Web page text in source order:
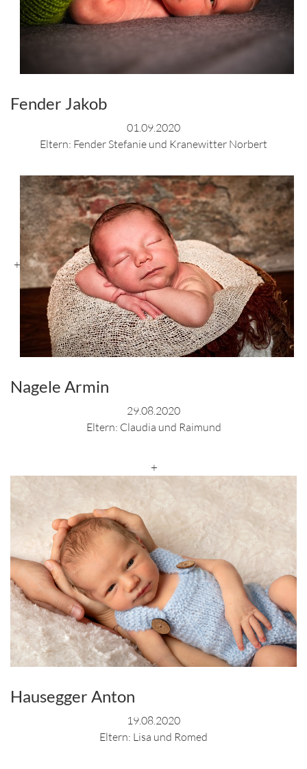
Fender Jakob
01.09.2020
Eltern: Fender Stefanie und Kranewitter Norbert
+
Nagele Armin
29.08.2020
Eltern: Claudia und Raimund
+
Hausegger Anton
19.08.2020
Eltern: Lisa und Romed